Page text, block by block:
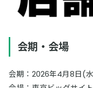
会期・会場
会期：2026年4月8日(